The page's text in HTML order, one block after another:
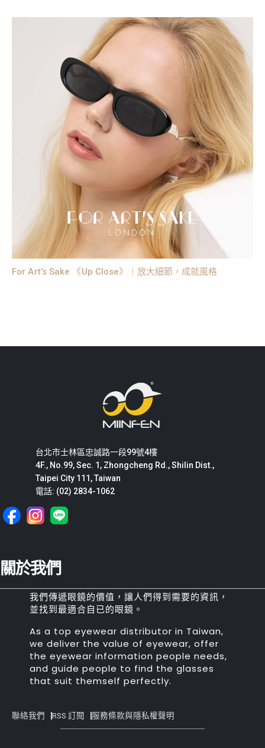
For Art’s Sake 《Up Close》｜放大細節，成就風格
台北市士林區忠誠路一段99號4樓
4F., No.99, Sec. 1, Zhongcheng Rd., Shilin Dist.,
Taipei City 111, Taiwan
電話: (02) 2834-1062
關於我們
我們傳遞眼鏡的價值，讓人們得到需要的資訊，
並找到最適合自已的眼鏡。
As a top eyewear distributor in Taiwan,
we deliver the value of eyewear, offer
the eyewear information people needs,
and guide people to find the glasses
that suit themself perfectly.
聯絡我們 RSS 訂閱 服務條款與隱私權聲明